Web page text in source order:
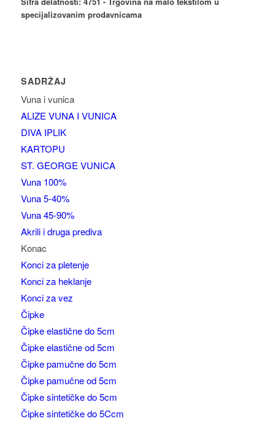
specijalizovanim prodavnicama
SADRŽAJ
Vuna i vunica
ALIZE VUNA I VUNICA
DIVA IPLIK
KARTOPU
ST. GEORGE VUNICA
Vuna 100%
Vuna 5-40%
Vuna 45-90%
Akrili i druga prediva
Konac
Konci za pletenje
Konci za heklanje
Konci za vez
Čipke
Čipke elastične do 5cm
Čipke elastične od 5cm
Čipke pamučne do 5cm
Čipke pamučne od 5cm
Čipke sintetičke do 5cm
Čipke sintetičke do 5Ccm